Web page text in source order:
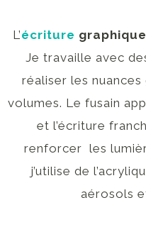
L’écriture graphique
Je travaille avec
réaliser les
volumes. Le fusain
et l’écriture
renforcer les
j’utilise de
aérosols